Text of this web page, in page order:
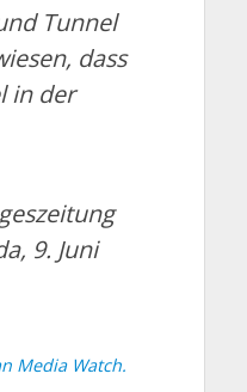
Tunnel
dass
in der
9. Juni
Media Watch.